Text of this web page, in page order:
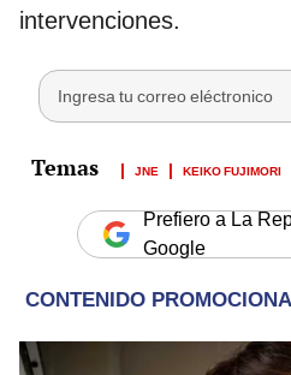
intervenciones.
JNE KEIKO FUJIMORI
Prefiero a La
Google